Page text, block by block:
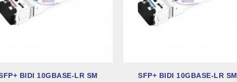
BIDI 10GBASE-LR SM
SFP+ BIDI 10GBASE-LR SM